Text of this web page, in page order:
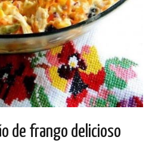
de frango delicioso